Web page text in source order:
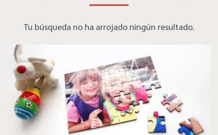
Tu búsqueda no ha arrojado ningún resultado.